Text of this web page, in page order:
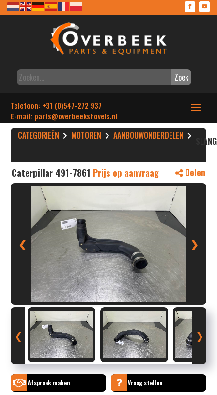
Zoek
Telefoon: +31 (0)547-272 937
E-mail: parts@overbeekshovels.nl
CATEGORIEËN MOTOREN AANBOUWONDERDELEN
Caterpillar 491-7861 Prijs op aanvraag Delen
❮ ❯
❮ ❯
Afspraak maken Vraag stellen